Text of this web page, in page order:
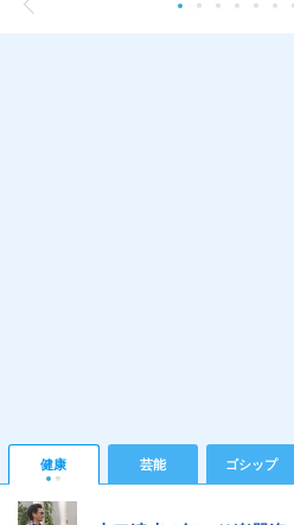
健康 芸能 ゴシップ